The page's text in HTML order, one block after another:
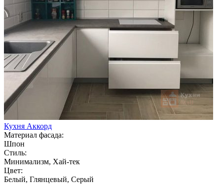
Кухня Аккорд
Материал фасада:
Шпон
Стиль:
Минимализм, Хай-тек
Цвет:
Белый, Глянцевый, Серый